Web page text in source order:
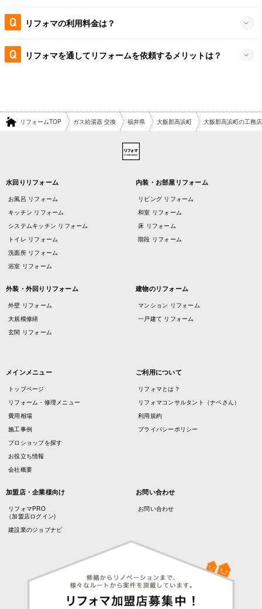
リフォマの利用料金は？
リフォマを通してリフォームを依頼するメリットは？
リフォームTOP ガス給湯器 交換 福井県 大飯郡高浜町 大飯郡高浜町の工務
水回りリフォーム
お風呂 リフォーム
キッチン リフォーム
システムキッチン リフォーム
トイレ リフォーム
洗面所 リフォーム
浴室 リフォーム
内装・お部屋リフォーム
リビング リフォーム
和室 リフォーム
床 リフォーム
階段 リフォーム
外装・外回りリフォーム
外壁 リフォーム
大規模修繕
玄関 リフォーム
建物のリフォーム
マンション リフォーム
一戸建て リフォーム
メインメニュー
トップページ
リフォーム・修理メニュー
費用相場
施工事例
プロショップを探す
お役立ち情報
会社概要
ご利用について
リフォマとは？
リフォマコンサルタント（ナベさん）
利用規約
プライバシーポリシー
加盟店・企業様向け
リフォマPRO
（加盟店ログイン)
建設業のジョブナビ
お問い合わせ
お問い合わせ